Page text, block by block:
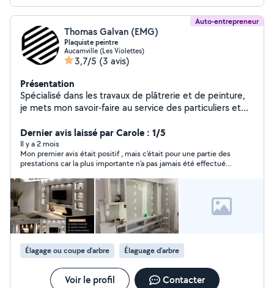
Auto-entrepreneur
Thomas Galvan (EMG)
Plaquiste peintre
Aucamville (Les Violettes)
3,7/5 (3 avis)
Présentation
Spécialisé dans les travaux de plâtrerie et de peinture,
je mets mon savoir-faire au service des particuliers et
et d'aménagement intérieur. De la préparation des
surfaces à la finition, j'assure la pose de plaques de
plâtre, l'enduisage, le lissage des murs et plafonds, ainsi
que l'application de peintures de qualité pour un rendu
soigné et durable. Soucieux du détail, je m'engage à
fournir un travail propre, réalisé dans les délais et
adapté à vos besoins, afin de valoriser et embellir vos
espaces de vie ou de travail.
Dernier avis laissé par Carole : 1/5
Il y a 2 mois
Mon premier avis était positif , mais c’était pour une partie des
prestations car la plus importante n’a pas jamais été effectuée
extérieur),Elle constituait la partie la plus technique des
travaux prévus dans le devis !Une solution m’avait été promise
(mise en relation avec un plombier), mais cet engagement n’a
pas été tenu. Mes courriers recommandés sont restés sans
effet et j’ai donc engagé les démarches nécessaires pour faire
valoir mes droits.
Élagage ou coupe d'arbre
Élaguage d'arbre
Voir le profil Contacter